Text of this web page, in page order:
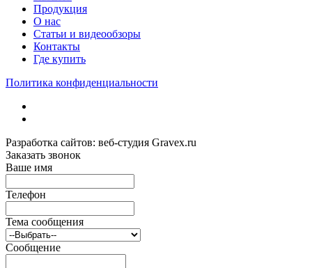
Продукция
О нас
Статьи и видеообзоры
Контакты
Где купить
Политика конфиденциальности
Разработка сайтов: веб-студия Gravex.ru
Заказать звонок
Ваше имя
Телефон
Тема сообщения
Сообщение